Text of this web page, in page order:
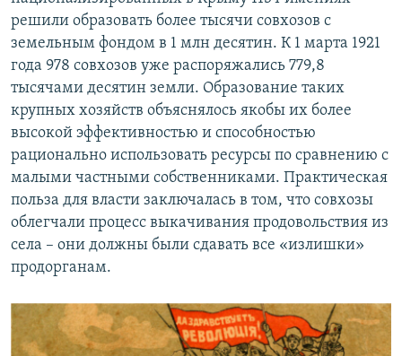
решили образовать более тысячи совхозов с
земельным фондом в 1 млн десятин. К 1 марта 1921
года 978 совхозов уже распоряжались 779,8
тысячами десятин земли. Образование таких
крупных хозяйств объяснялось якобы их более
высокой эффективностью и способностью
рационально использовать ресурсы по сравнению с
малыми частными собственниками. Практическая
польза для власти заключалась в том, что совхозы
облегчали процесс выкачивания продовольствия из
села – они должны были сдавать все «излишки»
продорганам.